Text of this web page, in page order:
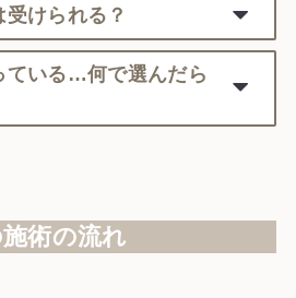
けられる？
ている…何で選んだら
術の流れ